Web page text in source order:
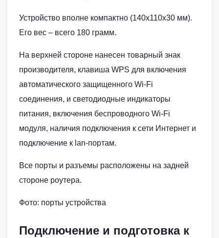
Устройство вполне компактно (140х110х30 мм).
Его вес – всего 180 грамм.
На верхней стороне нанесен товарный знак
производителя, клавиша WPS для включения
автоматического защищенного Wi-Fi
соединения, и светодиодные индикаторы
питания, включения беспроводного Wi-Fi
модуля, наличия подключения к сети Интернет и
подключение к lan-портам.
Все порты и разъемы расположены на задней
стороне роутера.
Фото: порты устройства
Подключение и подготовка к